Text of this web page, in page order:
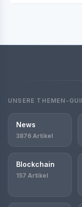
UNSERE THEMEN-
News
3876 Artikel
Blockchain
157 Artikel